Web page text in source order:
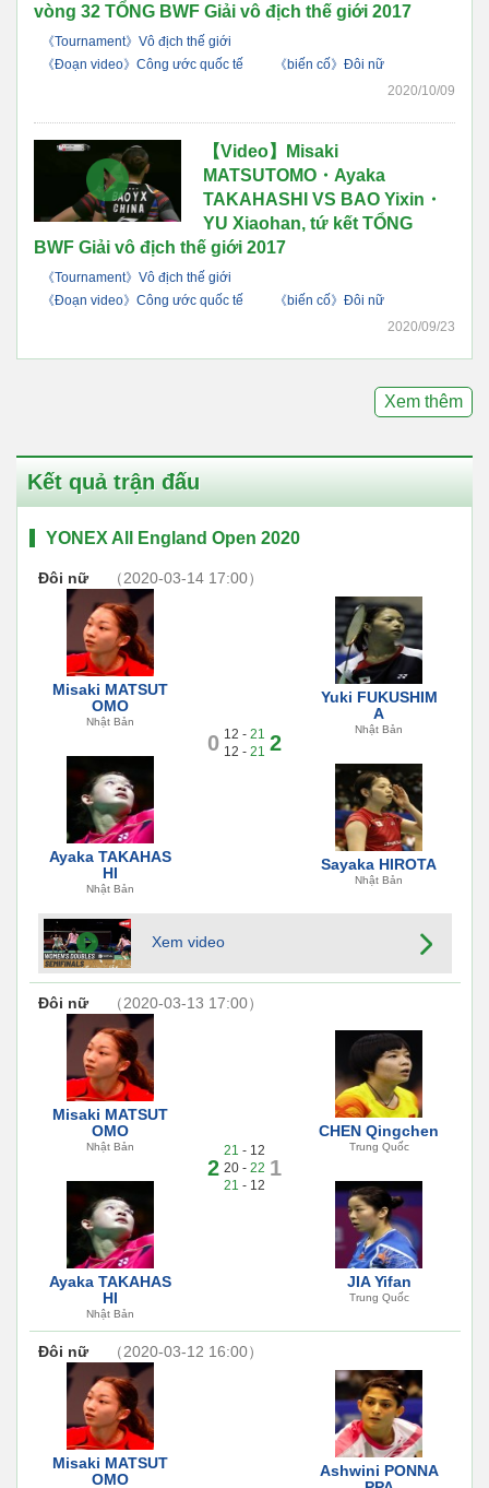
vòng 32 TỔNG BWF Giải vô địch thế giới 2017
《Tournament》Vô địch thế giới
《Đoạn video》Công ước quốc tế
《biến cố》Đôi nữ
2020/10/09
【Video】Misaki
MATSUTOMO・Ayaka
TAKAHASHI VS BAO Yixin・
YU Xiaohan, tứ kết TỔNG
BWF Giải vô địch thế giới 2017
《Tournament》Vô địch thế giới
《Đoạn video》Công ước quốc tế
《biến cố》Đôi nữ
2020/09/23
Xem thêm
Kết quả trận đấu
YONEX All England Open 2020
Đôi nữ （2020-03-14 17:00）
Misaki MATSUT
OMO
Nhật Bản
Ayaka TAKAHAS
HI
Nhật Bản
0 12 - 21
12 - 21 2
Yuki FUKUSHIM
A
Nhật Bản
Sayaka HIROTA
Nhật Bản
Xem video
Đôi nữ （2020-03-13 17:00）
Misaki MATSUT
OMO
Nhật Bản
Ayaka TAKAHAS
HI
Nhật Bản
2
21 - 12
20 - 22
21 - 12
1
CHEN Qingchen
Trung Quốc
JIA Yifan
Trung Quốc
Đôi nữ （2020-03-12 16:00）
Misaki MATSUT
OMO
Ashwini PONNA